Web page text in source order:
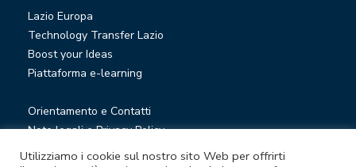
Lazio Europa
Technology Transfer Lazio
Boost your Ideas
Piattaforma e-learning
Orientamento e Contatti
Note legali e Privacy Policy
Privacy Newsletter
Utilizziamo i cookie sul nostro sito Web per offrirti